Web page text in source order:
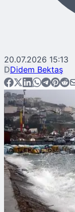
20.07.2026 15:13
DDidem Bektaş